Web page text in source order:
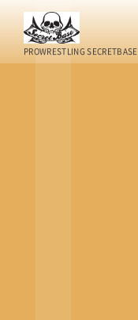
PROWRESTLING SECRETBASE